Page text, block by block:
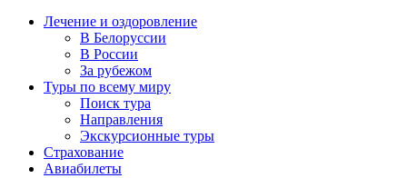
Лечение и оздоровление
В Белоруссии
В России
За рубежом
Туры по всему миру
Поиск тура
Направления
Экскурсионные туры
Страхование
Авиабилеты